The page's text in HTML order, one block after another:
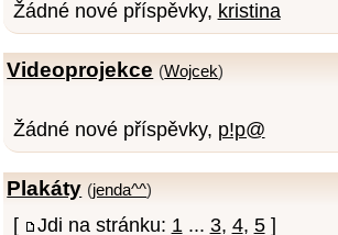
Žádné nové příspěvky, kristina
Videoprojekce (Wojcek)
Žádné nové příspěvky, p!p@
Plakáty (jenda^^)
[ Jdi na stránku: 1... 3, 4, 5]